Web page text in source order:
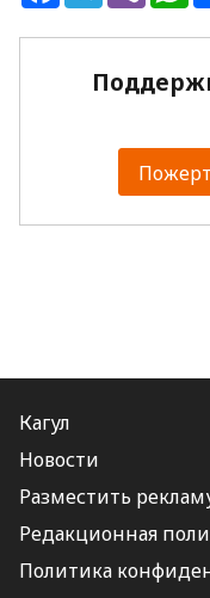
Кагул
Новости
Разместить
Редакционная
Политика